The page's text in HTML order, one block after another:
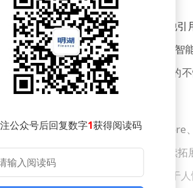
坚信"改变世界的想法终将成真"。他引
，从颠覆音乐行业的iPod到重新定义智
，每一代产品都凝聚着对创新的
与用户共同书写的历史。"
了服务生态的构建。他提到App Store
云服务与Apple TV等内容平台则持续
特的生态系统，印证了"技术应服务于人
公众号后回复数字1获得阅读码